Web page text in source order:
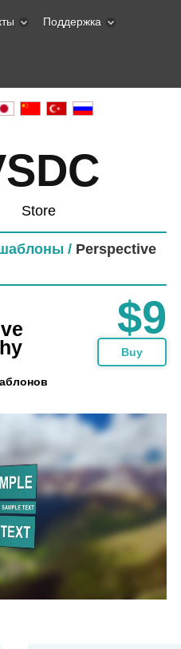
Поддержка
Store
/ Perspective
$9
Buy